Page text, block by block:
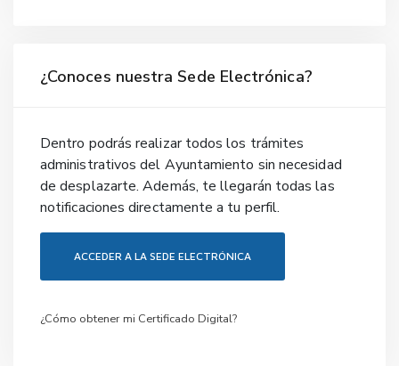
¿Conoces nuestra Sede Electrónica?
Dentro podrás realizar todos los trámites
administrativos del Ayuntamiento sin necesidad
de desplazarte. Además, te llegarán todas las
notificaciones directamente a tu perfil.
ACCEDER A LA SEDE ELECTRÓNICA
¿Cómo obtener mi Certificado Digital?